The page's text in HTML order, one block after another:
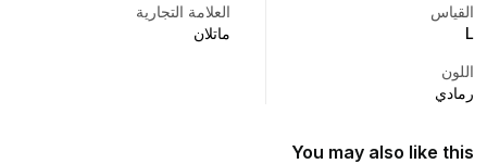
القياس
L
العلامة التجارية
ماتلان
اللون
رمادي
You may also like this